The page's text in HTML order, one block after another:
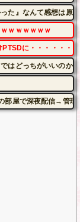
た』なんて感想は原
ｗｗｗｗｗｗ
PTSDに・・・・・・
はどっちがいいのか
部屋で深夜配信→管